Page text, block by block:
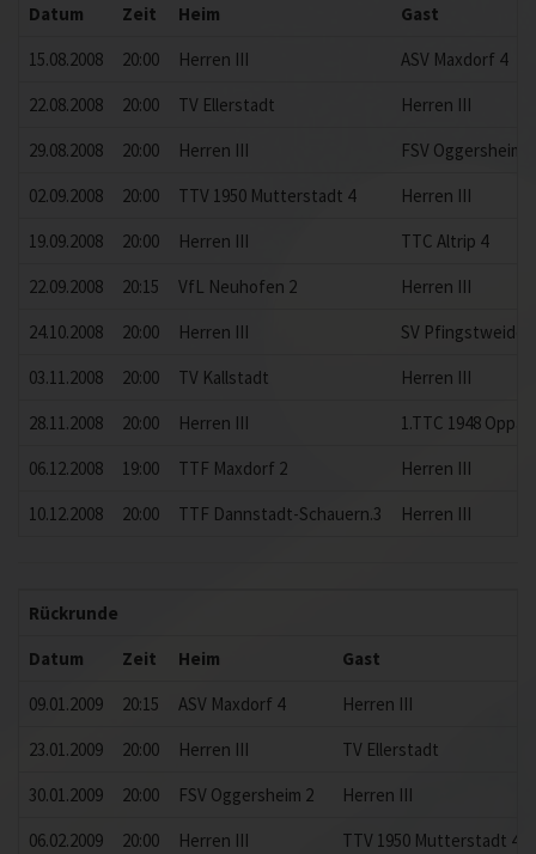
Datum
Zeit Heim
Gast
15.08.2008
20:00 Herren III
ASV Maxdorf 4
22.08.2008
20:00 TV Ellerstadt
Herren III
29.08.2008
20:00 Herren III
FSV Oggersheim 2
02.09.2008
20:00 TTV 1950 Mutterstadt 4
Herren III
19.09.2008
20:00 Herren III
TTC Altrip 4
22.09.2008
20:15 VfL Neuhofen 2
Herren III
24.10.2008
20:00 Herren III
SV Pfingstweide 2
03.11.2008
20:00 TV Kallstadt
Herren III
28.11.2008
20:00 Herren III
1.TTC 1948
06.12.2008
19:00 TTF Maxdorf 2
Herren III
10.12.2008
20:00 TTF Dannstadt-Schauern.3 Herren III
Rückrunde
Datum
Zeit Heim
Gast
09.01.2009
20:15 ASV Maxdorf 4
Herren III
23.01.2009
20:00 Herren III
TV Ellerstadt
30.01.2009
20:00 FSV Oggersheim 2
Herren III
06.02.2009
20:00 Herren III
TTV 1950 Mutterstadt 4